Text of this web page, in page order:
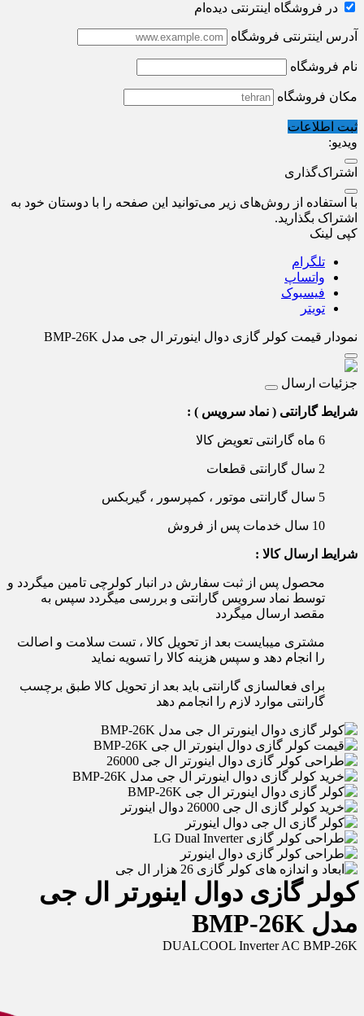
در فروشگاه اینترنتی دیده‌ام
آدرس اینترنتی فروشگاه
نام فروشگاه
مکان فروشگاه
ثبت اطلاعات
ویدیو:
اشتراک‌گذاری
با استفاده از روش‌های زیر می‌توانید این صفحه را با دوستان خود به
اشتراک بگذارید.
کپی لینک
تلگرام
واتساپ
فیسبوک
تویتر
نمودار قیمت کولر گازی دوال اینورتر ال جی مدل BMP-26K
جزئیات ارسال
شرایط گارانتی ( نماد سرویس ) :
6 ماه گارانتی تعویض کالا
2 سال گارانتی قطعات
5 سال گارانتی موتور ، کمپرسور ، گیربکس
10 سال خدمات پس از فروش
شرایط ارسال کالا :
محصول پس از ثبت سفارش در انبار کولرچی تامین میگردد و
توسط نماد سرویس گارانتی و بررسی میگردد سپس به
مقصد ارسال میگردد
مشتری میبایست بعد از تحویل کالا ، تست سلامت و اصالت
را انجام دهد و سپس هزینه کالا را تسویه نماید
برای فعالسازی گارانتی باید بعد از تحویل کالا طبق برچسب
گارانتی موارد لازم را انجامم دهد
کولر گازی دوال اینورتر ال جی
مدل BMP-26K
DUALCOOL Inverter AC BMP-26K